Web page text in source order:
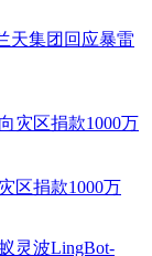
天集团回应暴雷
区捐款1000万